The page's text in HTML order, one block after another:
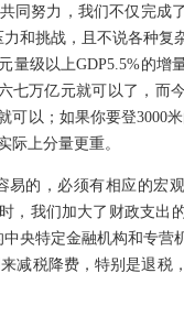
同努力，我们不仅完成
和挑战，且不说各种复
级以上GDP5.5%的增
七万亿元就可以了，而
可以；如果你要登3000
际上分量更重。
易的，必须有相应的宏
，我们加大了财政支出
央特定金融机构和专营
减税降费，特别是退税